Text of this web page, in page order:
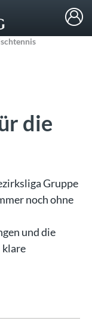
die
Gruppe
noch ohne
und die
klare